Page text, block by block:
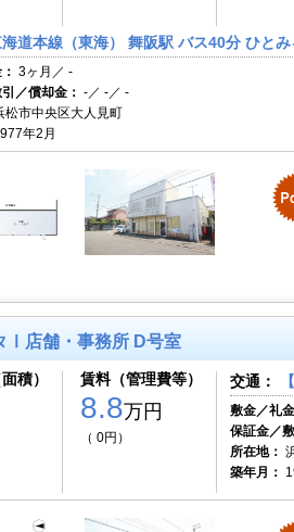
道本線（東海） 舞阪駅 バス40分 ひと
3ヶ月／ -
／償却金： -／ -／ -
松市中央区大人見町
年2月
Ⅰ店舗・事務所 D号室
積） 賃料（管理費等）
8.8万円
（ 0円）
交通：
敷金／礼金
保証金／
所在地：
築年月：